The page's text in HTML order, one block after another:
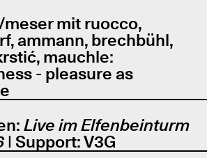
mit ruocco,
ammann, brechbühl,
mauchle:
- pleasure as
Live im Elfenbeinturm
| Support: V3G